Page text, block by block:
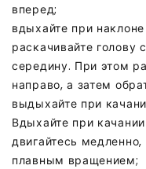
вперед;
вдыхайте при
раскачивайте голову
середину. При этом
направо, а затем
выдыхайте при
Вдыхайте при
двигайтесь
плавным вращением;